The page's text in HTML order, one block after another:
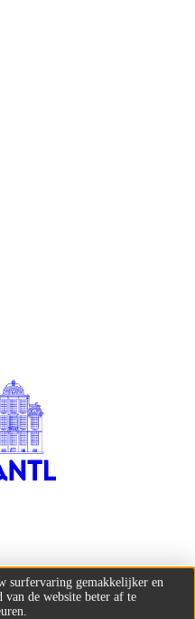
surfervaring gemakkelijker en
van de website beter af te